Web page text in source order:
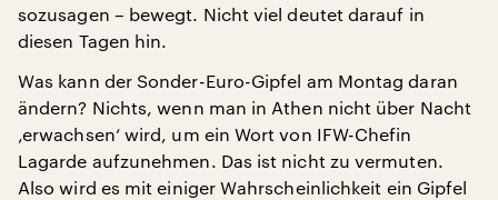
sozusagen – bewegt. Nicht viel deutet darauf in
diesen Tagen hin.
Was kann der Sonder-Euro-Gipfel am Montag daran
ändern? Nichts, wenn man in Athen nicht über Nacht
‚erwachsen‘ wird, um ein Wort von IFW-Chefin
Lagarde aufzunehmen. Das ist nicht zu vermuten.
Also wird es mit einiger Wahrscheinlichkeit ein Gipfel